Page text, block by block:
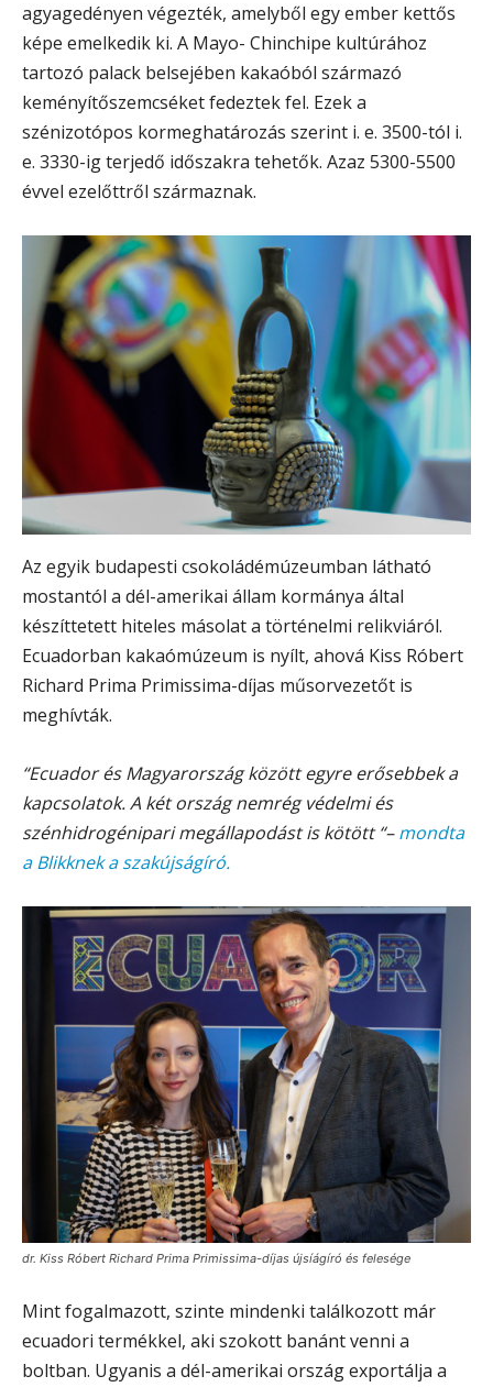
agyagedényen végezték, amelyből egy ember kettős
képe emelkedik ki. A Mayo- Chinchipe kultúrához
tartozó palack belsejében kakaóból származó
keményítőszemcséket fedeztek fel. Ezek a
szénizotópos kormeghatározás szerint i. e. 3500-tól i.
e. 3330-ig terjedő időszakra tehetők. Azaz 5300-5500
évvel ezelőttről származnak.
Az egyik budapesti csokoládémúzeumban látható
mostantól a dél-amerikai állam kormánya által
készíttetett hiteles másolat a történelmi relikviáról.
Ecuadorban kakaómúzeum is nyílt, ahová Kiss Róbert
Richard Prima Primissima-díjas műsorvezetőt is
meghívták.
“Ecuador és Magyarország között egyre erősebbek a
kapcsolatok. A két ország nemrég védelmi és
szénhidrogénipari megállapodást is kötött “–mondta
a Blikknek a szakújságíró.
dr. Kiss Róbert Richard Prima Primissima-díjas újsíágíró és felesége
Mint fogalmazott, szinte mindenki találkozott már
ecuadori termékkel, aki szokott banánt venni a
boltban. Ugyanis a dél-amerikai ország exportálja a